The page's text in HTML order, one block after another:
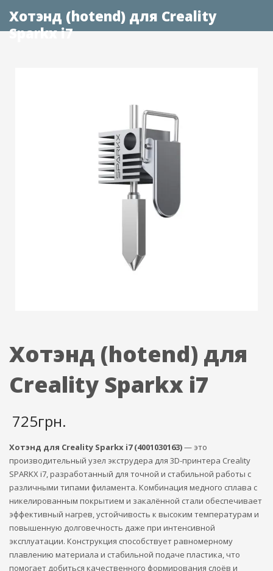
Хотэнд (hotend) для Creality
Sparkx i7
Хотэнд (hotend) для
Creality Sparkx i7
725грн.
Хотэнд для Creality Sparkx i7 (4001030163)— это
производительный узел экструдера для 3D-принтера Creality
SPARKX i7, разработанный для точной и стабильной работы с
различными типами филамента. Комбинация медного сплава с
никелированным покрытием и закалённой стали обеспечивает
эффективный нагрев, устойчивость к высоким температурам и
повышенную долговечность даже при интенсивной
эксплуатации. Конструкция способствует равномерному
плавлению материала и стабильной подаче пластика, что
помогает добиться качественного формирования слоёв и